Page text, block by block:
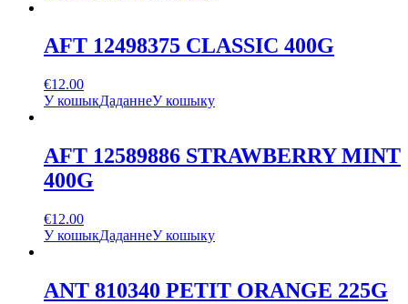
AFT 12498375 CLASSIC 400G
€12.00
У кошыкДаданнеУ кошыку
AFT 12589886 STRAWBERRY MINT
400G
€12.00
У кошыкДаданнеУ кошыку
ANT 810340 PETIT ORANGE 225G